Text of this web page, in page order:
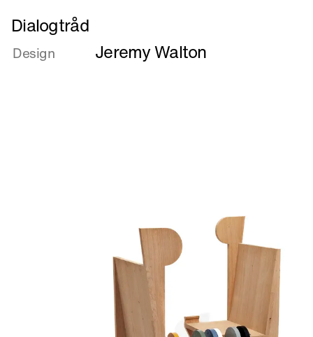
Læs
mere
om
Dialogtråd
Design Jeremy Walton